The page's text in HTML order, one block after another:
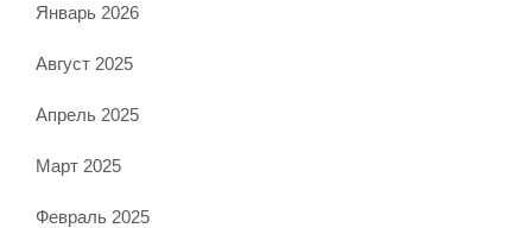
Январь 2026
Август 2025
Апрель 2025
Март 2025
Февраль 2025